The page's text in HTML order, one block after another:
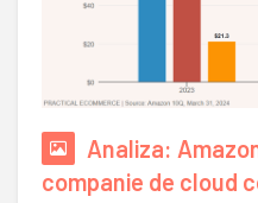
Analiza:
companie de cloud